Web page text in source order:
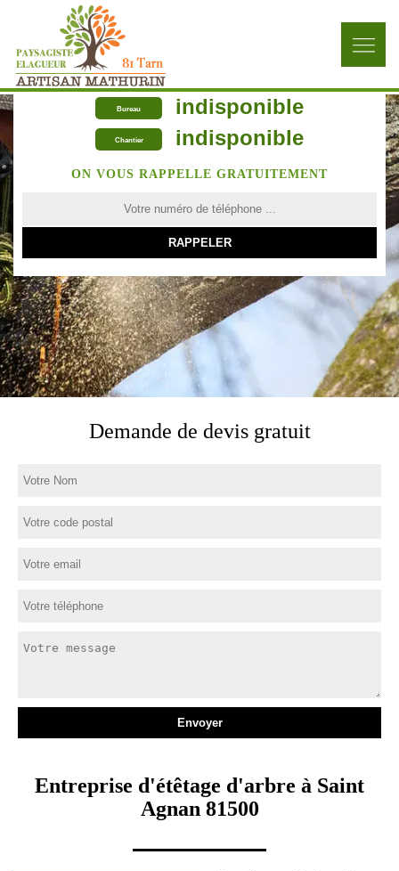
Bureau indisponible
Chantier indisponible
ON VOUS RAPPELLE GRATUITEMENT
Demande de devis gratuit
Entreprise d'étêtage d'arbre à Saint
Agnan 81500